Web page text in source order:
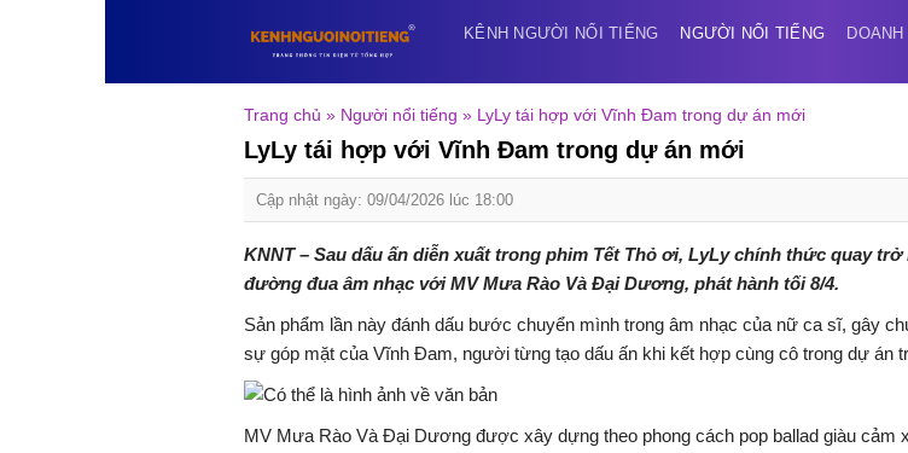
KÊNH NGƯỜI NỔI TIẾNG NGƯỜI NỔI TIẾNG
Trang chủ » Người nổi tiếng » LyLy tái hợp với Vĩnh Đam trong dự án mới
LyLy tái hợp với Vĩnh Đam trong dự án mới
Cập nhật ngày: 09/04/2026 lúc 18:00
KNNT – Sau dấu ấn diễn xuất trong phim Tết Thỏ ơi, LyLychính thức quay trở
đường đua âm nhạc với MV Mưa Rào Và Đại Dương, phát hành tối 8/4.
Sản phẩm lần này đánh dấu bước chuyển mình trong âm nhạc của nữ ca sĩ, gây
sự góp mặt của Vĩnh Đam, người từng tạo dấu ấn khi kết hợp cùng cô trong dự án
MV Mưa Rào Và Đại Dương được xây dựng theo phong cách pop ballad giàu cảm